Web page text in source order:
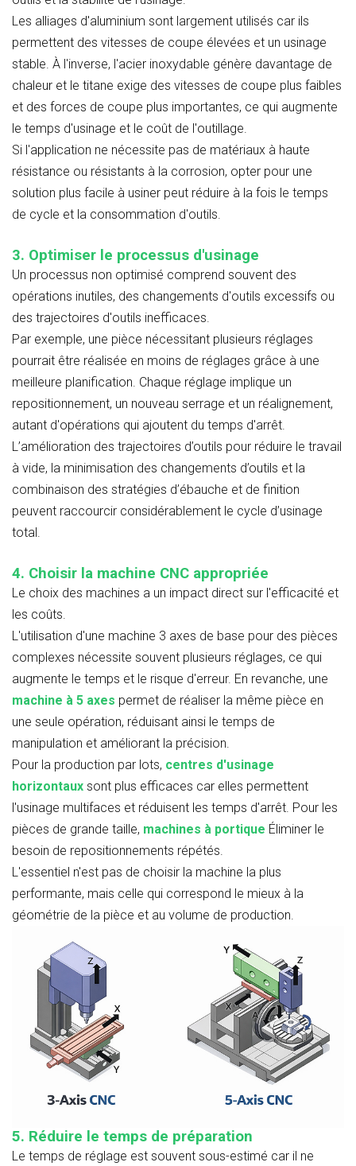
Les alliages d'aluminium sont largement utilisés car ils
permettent des vitesses de coupe élevées et un usinage
stable. À l'inverse, l'acier inoxydable génère davantage de
chaleur et le titane exige des vitesses de coupe plus faibles
et des forces de coupe plus importantes, ce qui augmente
le temps d'usinage et le coût de l'outillage.
Si l'application ne nécessite pas de matériaux à haute
résistance ou résistants à la corrosion, opter pour une
solution plus facile à usiner peut réduire à la fois le temps
de cycle et la consommation d'outils.
3. Optimiser le processus d'usinage
Un processus non optimisé comprend souvent des
opérations inutiles, des changements d'outils excessifs ou
des trajectoires d'outils inefficaces.
Par exemple, une pièce nécessitant plusieurs réglages
pourrait être réalisée en moins de réglages grâce à une
meilleure planification. Chaque réglage implique un
repositionnement, un nouveau serrage et un réalignement,
autant d'opérations qui ajoutent du temps d'arrêt.
L’amélioration des trajectoires d’outils pour réduire le travail
à vide, la minimisation des changements d’outils et la
combinaison des stratégies d’ébauche et de finition
peuvent raccourcir considérablement le cycle d’usinage
total.
4. Choisir la machine CNC appropriée
Le choix des machines a un impact direct sur l'efficacité et
les coûts.
L'utilisation d'une machine 3 axes de base pour des pièces
complexes nécessite souvent plusieurs réglages, ce qui
augmente le temps et le risque d'erreur. En revanche, une
machine à 5 axes permet de réaliser la même pièce en
une seule opération, réduisant ainsi le temps de
manipulation et améliorant la précision.
Pour la production par lots, centres d'usinage
horizontaux sont plus efficaces car elles permettent
l'usinage multifaces et réduisent les temps d'arrêt. Pour les
pièces de grande taille, machines à portique Éliminer le
besoin de repositionnements répétés.
L'essentiel n'est pas de choisir la machine la plus
performante, mais celle qui correspond le mieux à la
géométrie de la pièce et au volume de production.
5. Réduire le temps de préparation
Le temps de réglage est souvent sous-estimé car il ne